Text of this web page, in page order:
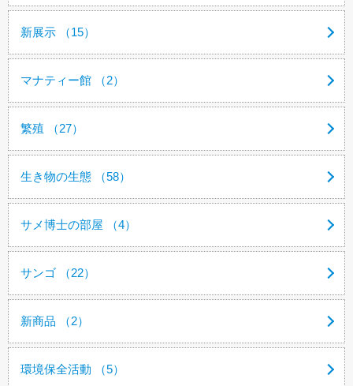
新展示 （15）
マナティー館 （2）
繁殖 （27）
生き物の生態 （58）
サメ博士の部屋 （4）
サンゴ （22）
新商品 （2）
環境保全活動 （5）